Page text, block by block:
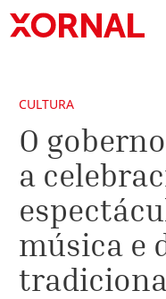
CULTURA
O
a
música e